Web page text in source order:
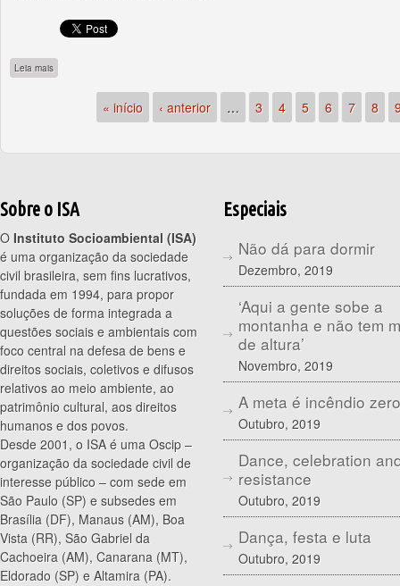
Leia mais
« início ‹ anterior … 3 4 5 6 7 8
Sobre o ISA
O Instituto Socioambiental (ISA)
é uma organização da sociedade
civil brasileira, sem fins lucrativos,
fundada em 1994, para propor
soluções de forma integrada a
questões sociais e ambientais com
foco central na defesa de bens e
direitos sociais, coletivos e difusos
relativos ao meio ambiente, ao
patrimônio cultural, aos direitos
humanos e dos povos.
Desde 2001, o ISA é uma Oscip –
organização da sociedade civil de
interesse público – com sede em
São Paulo (SP) e subsedes em
Brasília (DF), Manaus (AM), Boa
Vista (RR), São Gabriel da
Cachoeira (AM), Canarana (MT),
Eldorado (SP) e Altamira (PA).
Especiais
Não dá para dormir
Dezembro, 2019
‘Aqui a gente sobe a
montanha e não tem
de altura’
Novembro, 2019
A meta é incêndio zero
Outubro, 2019
Dance, celebration
resistance
Outubro, 2019
Dança, festa e luta
Outubro, 2019